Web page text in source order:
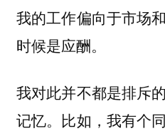
我的工作偏向于市场
时候是应酬。
我对此并不都是排斥
记忆。比如，我有个